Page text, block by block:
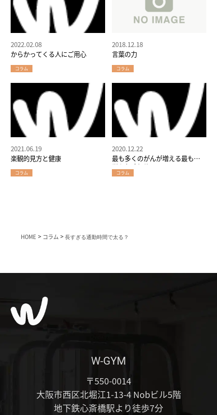
からかってくる人にご用心
2022.02.08
コラム
言葉の力
2018.12.18
コラム
楽観的見方と健康
2021.06.19
コラム
最も多くのがんが増える最も簡
単な危険行為
2020.12.22
コラム
HOME > コラム > 長すぎる通勤時間で太る？
W-GYM
〒550-0014
大阪市西区北堀江1-13-4 Nobビル5階
地下鉄心斎橋駅より徒歩7分